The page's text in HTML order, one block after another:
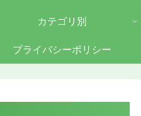
カテゴリ別
プライバシーポリシー